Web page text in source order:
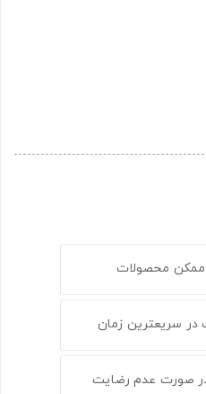
ممکن محصولات
در سریعترین زمان
صورت عدم رضایت